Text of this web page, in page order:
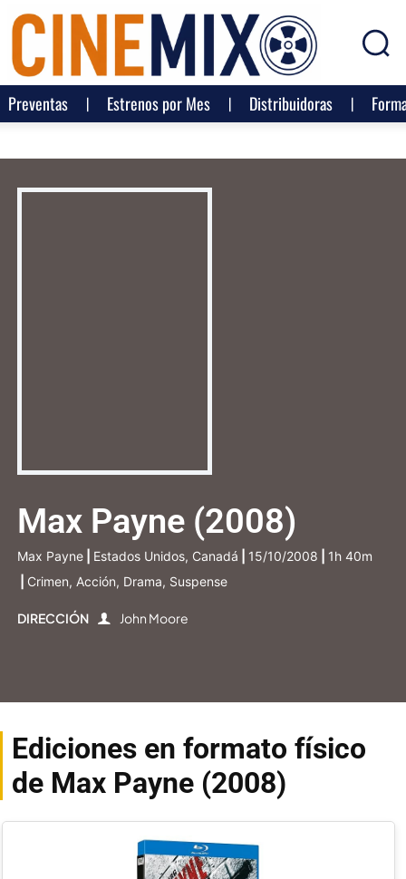
Preventas Estrenos por Mes Distribuidoras
Max Payne (2008)
Max Payne Estados Unidos, Canadá 15/10/2008
1h 40m
Crimen, Acción, Drama, Suspense
DIRECCIÓN John Moore
Ediciones en formato físico
de Max Payne (2008)